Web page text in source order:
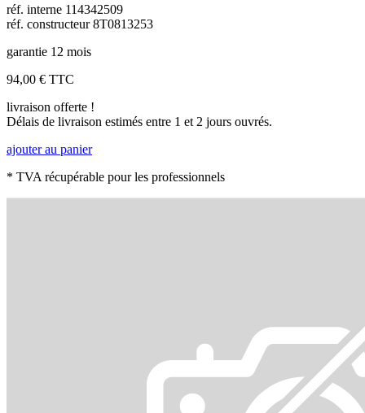
réf. interne 114342509
réf. constructeur 8T0813253
garantie 12 mois
94,00 € TTC
livraison offerte !
Délais de livraison estimés entre 1 et 2 jours ouvrés.
ajouter au panier
* TVA récupérable pour les professionnels